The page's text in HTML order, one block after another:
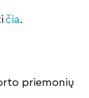
čia.
priemonių